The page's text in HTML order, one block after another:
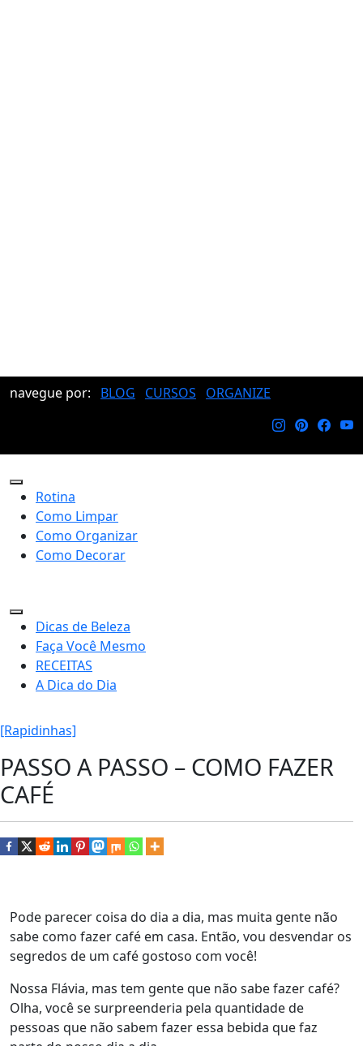
navegue por: BLOG CURSOS ORGANIZE
Rotina
Como Limpar
Como Organizar
Como Decorar
Dicas de Beleza
Faça Você Mesmo
RECEITAS
A Dica do Dia
[Rapidinhas]
PASSO A PASSO – COMO FAZER
CAFÉ
Pode parecer coisa do dia a dia, mas muita gente não
sabe como fazer café em casa. Então, vou desvendar os
segredos de um café gostoso com você!
Nossa Flávia, mas tem gente que não sabe fazer café?
Olha, você se surpreenderia pela quantidade de
pessoas que não sabem fazer essa bebida que faz